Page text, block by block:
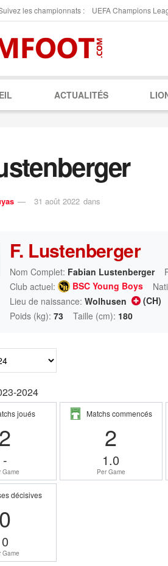
les championnats : UEFA Champions
ACTUALITÉS
31 août 2022 dans
F. Lustenberger
Nom Complet: Fabian Lustenberger
Club actuel:
BSC Young Boys
Lieu de naissance: Wolhusen (CH)
Poids (kg): 73 Taille (cm): 180
2024
joués
2
-
Game
Matchs commencés
2
1.0
Per Game
décisives
0
0
Game